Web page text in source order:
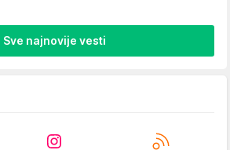
Sve najnovije vesti